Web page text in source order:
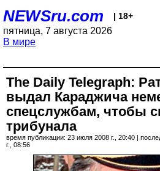
NEWSru.com | 18+
пятница, 7 августа 2026
В мире
The Daily Telegraph:
выдал Караджича
спецслужбам, чтобы
трибунала
время публикации: 23 июля 2008 г., 20:40 |
г., 08:56